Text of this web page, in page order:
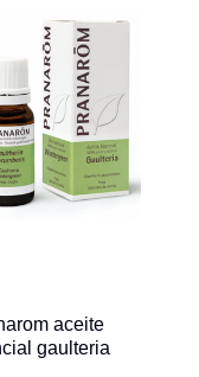
aceite
gaulteria